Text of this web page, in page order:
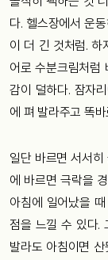
다. 헬스장에서 운
이 더 긴 것처럼. 하
어로 수분크림처럼
감이 덜하다. 잠자
에 펴 발라주고 똑
일단 바르면 서서
에 바르면 극락을
아침에 일어났을
점을 느낄 수 있다.
발라도 아침이면